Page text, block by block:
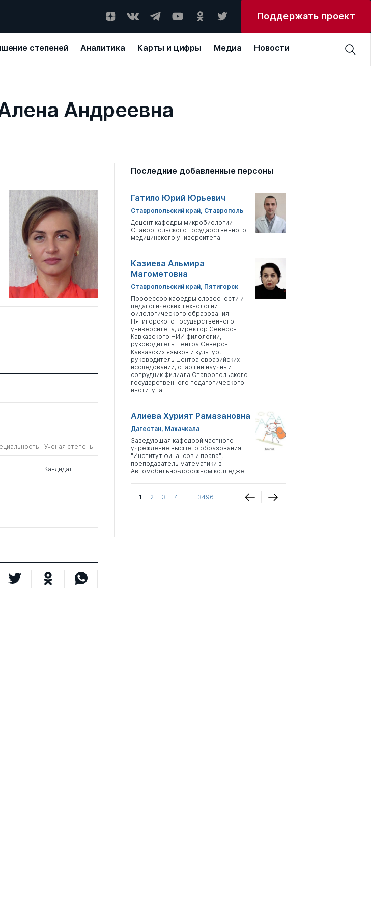
Поддержать проект
степеней Аналитика Карты и цифры Медиа Новости
Андреевна
Ученая степень
Кандидат
Последние добавленные персоны
Гатило Юрий Юрьевич
Ставропольский край, Ставрополь
Доцент кафедры микробиологии
Ставропольского государственного
медицинского университета
Казиева Альмира
Магометовна
Ставропольский край, Пятигорск
Профессор кафедры словесности и
педагогических технологий
филологического образования
Пятигорского государственного
университета, директор Северо-
Кавказского НИИ филологии,
руководитель Центра Северо-
Кавказских языков и культур,
руководитель Центра евразийских
исследований, старший научный
сотрудник Филиала Ставропольского
государственного педагогического
института
Алиева Хурият Рамазановна
Дагестан, Махачкала
Заведующая кафедрой частного
учреждение высшего образования
"Институт финансов и права";
преподаватель математики в
Автомобильно-дорожном колледже
1 2 3 4 ... 3496